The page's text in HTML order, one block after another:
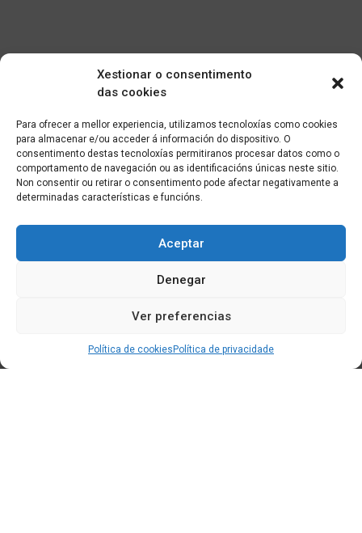
Xestionar o consentimento
das cookies
Para ofrecer a mellor experiencia, utilizamos tecnoloxías como cookies
para almacenar e/ou acceder á información do dispositivo. O
consentimento destas tecnoloxías permitiranos procesar datos como o
comportamento de navegación ou as identificacións únicas neste sitio.
Non consentir ou retirar o consentimento pode afectar negativamente a
determinadas características e funcións.
Aceptar
Denegar
Ver preferencias
Política de cookies Política de privacidade